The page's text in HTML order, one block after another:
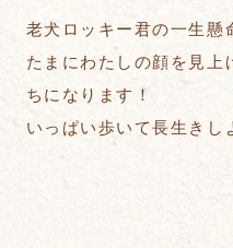
老犬ロッキー君の一生懸
たまにわたしの顔を見上
ちになります！
いっぱい歩いて長生き